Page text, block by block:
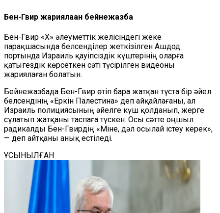
Бен-Гвир жариялаған бейнежазба
Бен-Гвир «X» әлеуметтік желісіндегі жеке
парақшасында белсенділер жеткізілген Ашдод
портында Израиль қауіпсіздік күштерінің оларға
қатыгездік көрсеткен сәті түсірілген видеоны
жариялаған болатын.
Бейнежазбада Бен-Гвир өтіп бара жатқан тұста бір әйел
белсендінің «Еркін Палестина» деп айқайлағаны, ал
Израиль полициясының әйелге күш қолданып, жерге
сұлатып жатқаны таспаға түскен. Осы сәтте оңшыл
радикалды Бен-Гвирдің «Міне, дәл осылай істеу керек»,
— деп айтқаны анық естіледі.
ҰСЫНЫЛҒАН